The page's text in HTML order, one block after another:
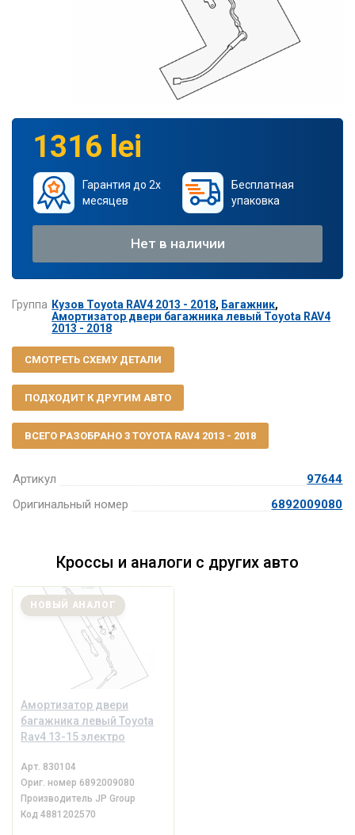
Артикул
97644
Оригинальный номер
6892009080
1316 lei
Гарантия до 2х
месяцев
Бесплатная
упаковка
Нет в наличии
Группа Кузов Toyota RAV4 2013 - 2018, Багажник,
Амортизатор двери багажника левый Toyota RAV4
2013 - 2018
СМОТРЕТЬ СХЕМУ ДЕТАЛИ
ПОДХОДИТ К ДРУГИМ АВТО
ВСЕГО РАЗОБРАНО 3 TOYOTA RAV4 2013 - 2018
Кроссы и аналоги с других авто
Амортизатор двери
багажника левый Toyota
Rav4 13-15 электро
НОВЫЙ АНАЛОГ
Арт. 830104
Ориг. номер 6892009080
Производитель JP Group
Код4881202570